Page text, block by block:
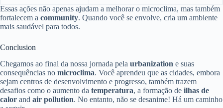
Essas ações não apenas ajudam a melhorar o microclima, mas também
fortalecem a community. Quando você se envolve, cria um ambiente
mais saudável para todos.
Conclusion
Chegamos ao final da nossa jornada pela urbanization e suas
consequências no microclima. Você aprendeu que as cidades, embora
sejam centros de desenvolvimento e progresso, também trazem
desafios como o aumento da temperatura, a formação de ilhas de
calor and air pollution. No entanto, não se desanime! Há um caminho